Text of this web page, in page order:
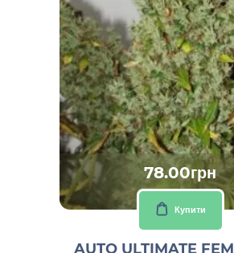
78.00грн
Купити
AUTO ULTIMATE